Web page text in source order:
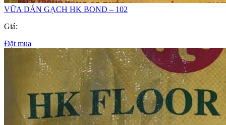
VỮA DÁN GẠCH HK BOND – 102
Giá:
Đặt mua